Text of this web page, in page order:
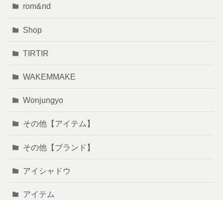
rom&nd
Shop
TIRTIR
WAKEMMAKE
Wonjungyo
その他【アイテム】
その他【ブランド】
アイシャドウ
アイテム